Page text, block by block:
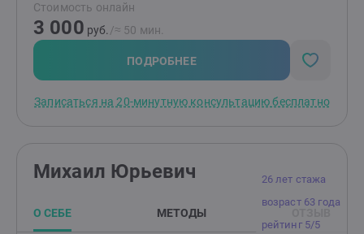
работы вам отзываются, то буду рада видеть вас на
консультациях. Я работаю индивидуально и в паре от
16 лет (с согласия родителей). НЕ работаю с: теми, кто
не верит в психологию; теми, кого заставили прийти;
тяжёлыми психиатрическими диагнозами; любыми
партнёрами в отношениях.
Стоимость онлайн
3 000 руб. /≈ 50 мин.
ПОДРОБНЕЕ
Записаться на 20-минутную консультацию бесплатно
26 лет стажа
возраст 63 года
рейтинг 5/5
Михаил Юрьевич
О СЕБЕ МЕТОДЫ